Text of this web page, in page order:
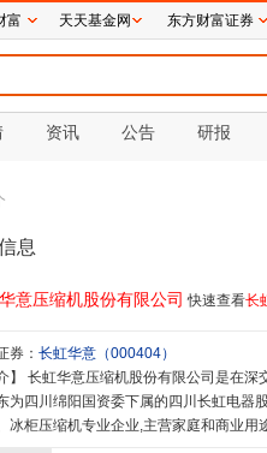
资讯 公告 研报
息
意压缩机股份有限公司 快速查看长
券： 长虹华意 （000404）
】
为四川绵阳国资委下属的四川长虹电器
冰柜压缩机专业企业,主营家庭和商业
富 天天基金网 东方财富证券